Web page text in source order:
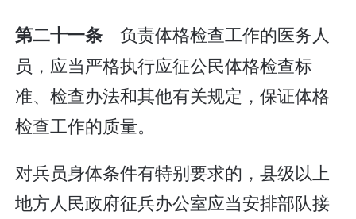
第二十一条 负责体格检查工作的医务人
员，应当严格执行应征公民体格检查标
准、检查办法和其他有关规定，保证体格
检查工作的质量。
对兵员身体条件有特别要求的，县级以上
地方人民政府征兵办公室应当安排部队接